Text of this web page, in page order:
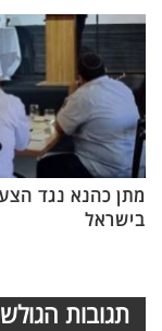
מתן כהנא נגד
בישראל
תגובות